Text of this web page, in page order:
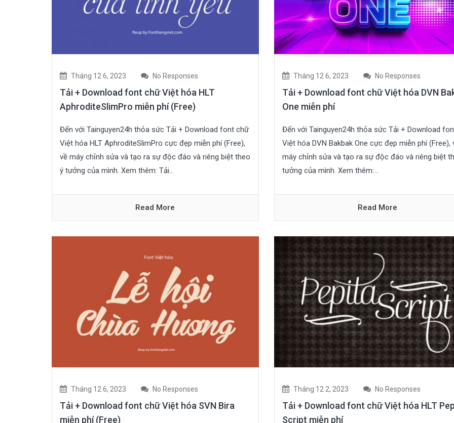
Tháng 12 6, 2023 No Responses
Tải + Download font chữ Việt hóa HLT
AphroditeSlimPro miễn phí (Free)
Đến với Tainguyen24h thỏa sức Tải + Download font chữ
Việt hóa HLT AphroditeSlimPro cực đẹp miễn phí (Free),
về máy chỉnh sửa và tạo ra sự độc đáo và riêng biệt theo
ý tưởng của mình. Xem thêm: Tải...
Read More
Tháng 12 6, 2023 No Responses
Tải + Download font chữ Việt hóa DVN
One miễn phí
Đến với Tainguyen24h thỏa sức Tải + Download
Việt hóa DVN Bakbak One cực đẹp miễn phí (Free),
máy chỉnh sửa và tạo ra sự độc đáo và riêng biệt
tưởng của mình. Xem thêm:...
Read More
Tháng 12 6, 2023 No Responses
Tải + Download font chữ Việt hóa SVN Bira
miễn phí (Free)
Tháng 12 2, 2023 No Responses
Tải + Download font chữ Việt hóa HLT
Script miễn phí